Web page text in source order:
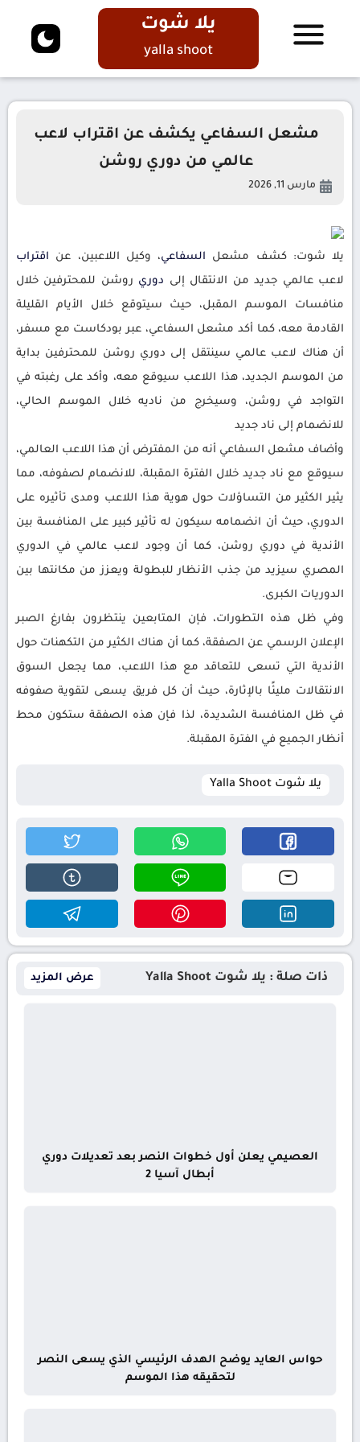
يلا شوت
yalla shoot
مشعل السفاعي يكشف عن اقتراب لاعب
عالمي من دوري روشن
مارس 11, 2026
يلا شوت: كشف مشعل السفاعي، وكيل اللاعبين، عن اقتراب
لاعب عالمي جديد من الانتقال إلى دوري روشن للمحترفين خلال
منافسات الموسم المقبل، حيث سيتوقع خلال الأيام القليلة
القادمة معه، كما أكد مشعل السفاعي، عبر بودكاست مع مسفر،
أن هناك لاعب عالمي سينتقل إلى دوري روشن للمحترفين بداية
من الموسم الجديد، هذا اللاعب سيوقع معه، وأكد على رغبته في
التواجد في روشن، وسيخرج من ناديه خلال الموسم الحالي،
للانضمام إلى ناد جديد
وأضاف مشعل السفاعي أنه من المفترض أن هذا اللاعب العالمي،
سيوقع مع ناد جديد خلال الفترة المقبلة، للانضمام لصفوفه، مما
يثير الكثير من التساؤلات حول هوية هذا اللاعب ومدى تأثيره على
الدوري، حيث أن انضمامه سيكون له تأثير كبير على المنافسة بين
الأندية في دوري روشن، كما أن وجود لاعب عالمي في الدوري
المصري سيزيد من جذب الأنظار للبطولة ويعزز من مكانتها بين
الدوريات الكبرى.
وفي ظل هذه التطورات، فإن المتابعين ينتظرون بفارغ الصبر
الإعلان الرسمي عن الصفقة، كما أن هناك الكثير من التكهنات حول
الأندية التي تسعى للتعاقد مع هذا اللاعب، مما يجعل السوق
الانتقالات مليئًا بالإثارة، حيث أن كل فريق يسعى لتقوية صفوفه
في ظل المنافسة الشديدة، لذا فإن هذه الصفقة ستكون محط
أنظار الجميع في الفترة المقبلة.
يلا شوت Yalla Shoot
ذات صلة : يلا شوت Yalla Shoot عرض المزيد
العصيمي يعلن أول خطوات النصر بعد تعديلات دوري
أبطال آسيا 2
حواس العايد يوضح الهدف الرئيسي الذي يسعى النصر
لتحقيقه هذا الموسم